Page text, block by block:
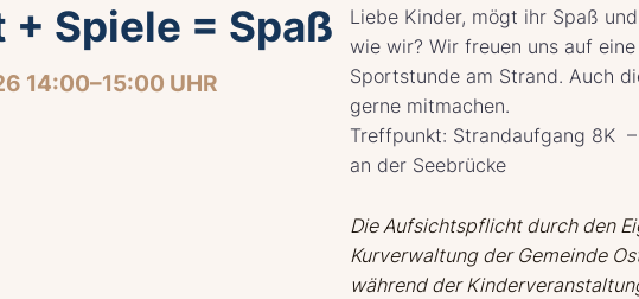
14:00–15:00 UHR
+ Spiele = Spaß
Liebe Kinder, mögt ihr Spaß
wie wir? Wir freuen uns auf
Sportstunde am Strand. Auch
gerne mitmachen.
Treffpunkt: Strandaufgang 8K
an der Seebrücke
Die Aufsichtspflicht durch den
Kurverwaltung der Gemeinde
während der